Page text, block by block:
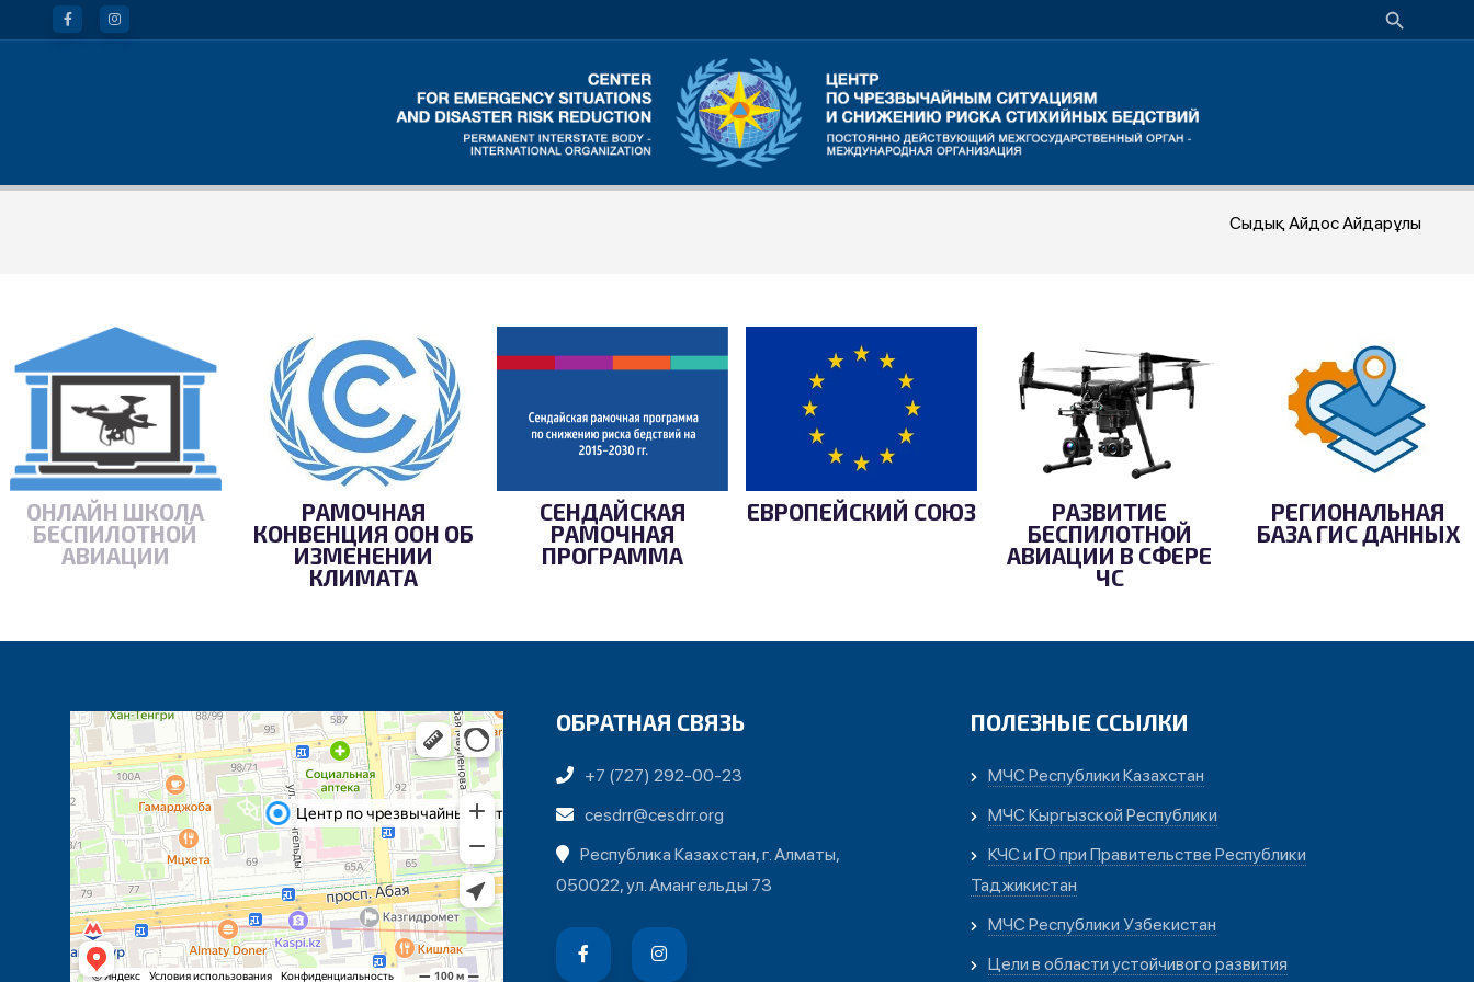
Сыдық Айдос Айдарұлы
ОНЛАЙН ШКОЛА
БЕСПИЛОТНОЙ
АВИАЦИИ
РАМОЧНАЯ
КОНВЕНЦИЯ ООН ОБ
ИЗМЕНЕНИИ
КЛИМАТА
СЕНДАЙСКАЯ
РАМОЧНАЯ
ПРОГРАММА
ЕВРОПЕЙСКИЙ СОЮЗ
РАЗВИТИЕ
БЕСПИЛОТНОЙ
АВИАЦИИ В СФЕРЕ
ЧС
РЕГИОНАЛЬНАЯ
БАЗА ГИС ДАННЫХ
ОБРАТНАЯ СВЯЗЬ
+7 (727) 292-00-23
cesdrr@cesdrr.org
Республика Казахстан, г. Алматы,
050022, ул. Амангельды 73
ПОЛЕЗНЫЕ ССЫЛКИ
МЧС Республики Казахстан
МЧС Кыргызской Республики
КЧС и ГО при Правительстве Республики
Таджикистан
МЧС Республики Узбекистан
Цели в области устойчивого развития